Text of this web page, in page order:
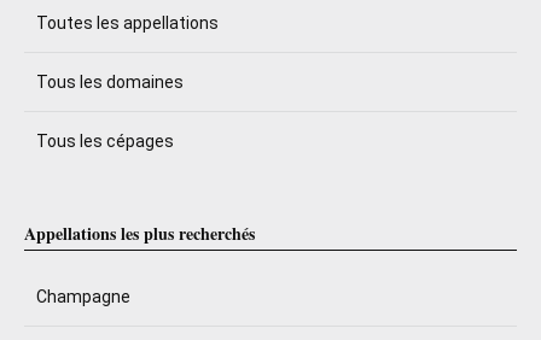
Toutes les appellations
Tous les domaines
Tous les cépages
Appellations les plus recherchés
Champagne